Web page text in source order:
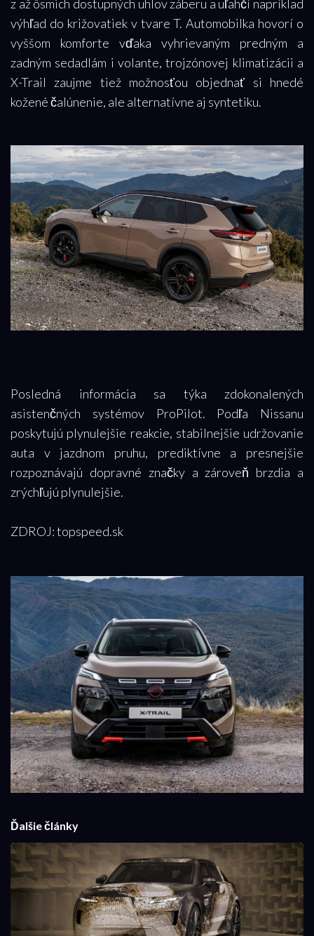
Ďalšie články
z až ôsmich dostupných uhlov záberu a uľahčí napríklad
výhľad do križovatiek v tvare T. Automobilka hovorí o
vyššom komforte vďaka vyhrievaným predným a
zadným sedadlám i volante, trojzónovej klimatizácii a
X-Trail zaujme tiež možnosťou objednať si hnedé
kožené čalúnenie, ale alternatívne aj syntetiku.
Posledná informácia sa týka zdokonalených
asistenčných systémov ProPilot. Podľa Nissanu
poskytujú plynulejšie reakcie, stabilnejšie udržovanie
auta v jazdnom pruhu, prediktívne a presnejšie
rozpoznávajú dopravné značky a zároveň brzdia a
zrýchľujú plynulejšie.
ZDROJ: topspeed.sk